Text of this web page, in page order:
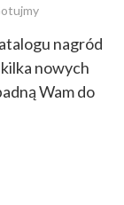
nagród
nowych
Wam do